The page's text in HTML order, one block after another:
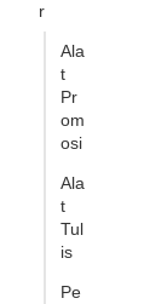
r
Ala
t
Pr
om
osi
Ala
t
Tul
is
Pe